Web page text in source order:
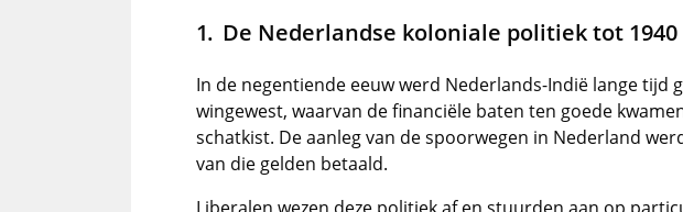
De Nederlandse koloniale politiek tot 1940
In de negentiende eeuw werd Nederlands-Indië lange tijd
wingewest, waarvan de financiële baten ten goede
schatkist. De aanleg van de spoorwegen in Nederland
van die gelden betaald.